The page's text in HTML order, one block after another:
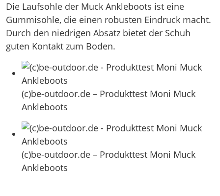
Die Laufsohle der Muck Ankleboots ist eine
Gummisohle, die einen robusten Eindruck macht.
Durch den niedrigen Absatz bietet der Schuh
guten Kontakt zum Boden.
(c)be-outdoor.de – Produkttest Moni Muck
Ankleboots
(c)be-outdoor.de – Produkttest Moni Muck
Ankleboots